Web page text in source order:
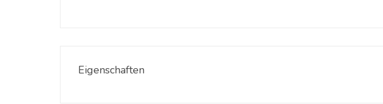
Eigenschaften